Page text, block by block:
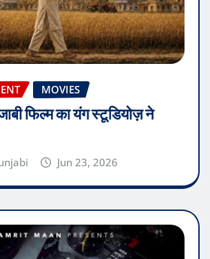
MOVIES
फिल्म का यंग स्टूडियोज़ ने
Jun 23, 2026